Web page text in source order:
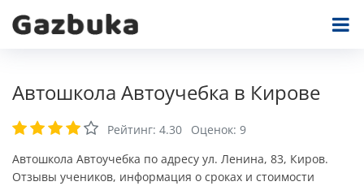
Автошкола Автоучебка в Кирове
Рейтинг: 4.30 Оценок: 9
Автошкола Автоучебка по адресу ул. Ленина, 83, Киров.
Отзывы учеников, информация о сроках и стоимости